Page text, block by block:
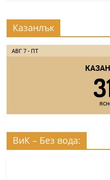
Казанлък
АВГ 7 - ПТ
ВиК – Без вода: